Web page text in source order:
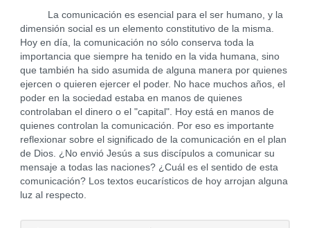
La comunicación es esencial para el ser humano, y la
dimensión social es un elemento constitutivo de la misma.
Hoy en día, la comunicación no sólo conserva toda la
importancia que siempre ha tenido en la vida humana, sino
que también ha sido asumida de alguna manera por quienes
ejercen o quieren ejercer el poder. No hace muchos años, el
poder en la sociedad estaba en manos de quienes
controlaban el dinero o el "capital". Hoy está en manos de
quienes controlan la comunicación. Por eso es importante
reflexionar sobre el significado de la comunicación en el plan
de Dios. ¿No envió Jesús a sus discípulos a comunicar su
mensaje a todas las naciones? ¿Cuál es el sentido de esta
comunicación? Los textos eucarísticos de hoy arrojan alguna
luz al respecto.